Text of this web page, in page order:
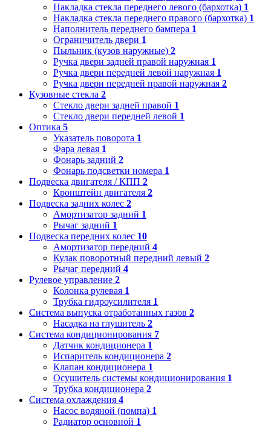
Накладка стекла переднего левого (бархотка) 1
Накладка стекла переднего правого (бархотка) 1
Наполнитель переднего бампера 1
Ограничитель двери 1
Пыльник (кузов наружные) 2
Ручка двери задней правой наружная 1
Ручка двери передней левой наружная 1
Ручка двери передней правой наружная 2
Кузовные стекла 2
Стекло двери задней правой 1
Стекло двери передней левой 1
Оптика 5
Указатель поворота 1
Фара левая 1
Фонарь задний 2
Фонарь подсветки номера 1
Подвеска двигателя / КПП 2
Кронштейн двигателя 2
Подвеска задних колес 2
Амортизатор задний 1
Рычаг задний 1
Подвеска передних колес 10
Амортизатор передний 4
Кулак поворотный передний левый 2
Рычаг передний 4
Рулевое управление 2
Колонка рулевая 1
Трубка гидроусилителя 1
Система выпуска отработанных газов 2
Насадка на глушитель 2
Система кондиционирования 7
Датчик кондиционера 1
Испаритель кондиционера 2
Клапан кондиционера 1
Осушитель системы кондиционирования 1
Трубка кондиционера 2
Система охлаждения 4
Насос водяной (помпа) 1
Радиатор основной 1